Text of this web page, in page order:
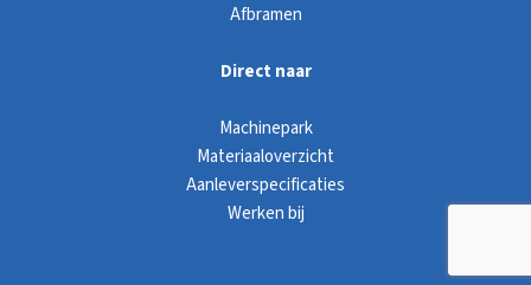
Afbramen
Direct naar
Machinepark
Materiaaloverzicht
Aanleverspecificaties
Werken bij